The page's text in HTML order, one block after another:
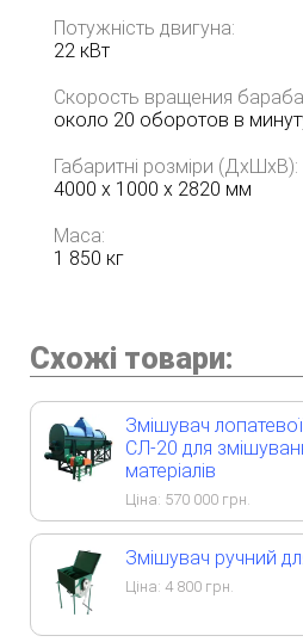
Потужність двигуна:
22 кВт
Скорость вращения
около 20 оборотов в
Габаритні розміри (ДхШхВ):
4000 х 1000 х 2820 мм
Маса:
1 850 кг
Схожі товари:
Змішувач
СЛ-20 для
матеріалів
Ціна: 570 000 грн.
Змішувач ручний
Ціна: 4 800 грн.